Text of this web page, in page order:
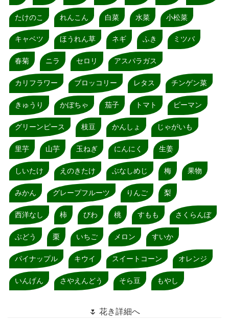
たけのこ れんこん 白菜 水菜 小松菜
キャベツ ほうれん草 ネギ ふき ミツバ
春菊 ニラ セロリ アスパラガス
カリフラワー ブロッコリー レタス チンゲン菜
きゅうり かぼちゃ 茄子 トマト ピーマン
グリーンピース 枝豆 かんしょ じゃがいも
里芋 山芋 玉ねぎ にんにく 生姜
しいたけ えのきたけ ぶなしめじ 梅 果物
みかん グレープフルーツ りんご 梨
西洋なし 柿 びわ 桃 すもも さくらんぼ
ぶどう 栗 いちご メロン すいか
パイナップル キウイ スイートコーン オレンジ
いんげん さやえんどう そら豆 もやし
🌷 花き詳細へ